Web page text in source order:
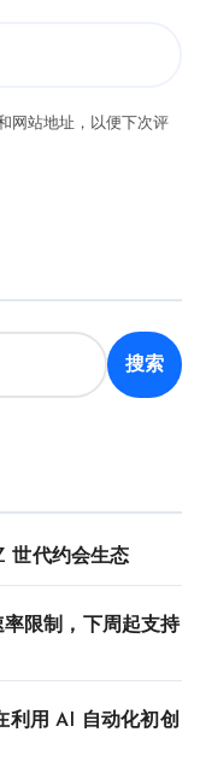
网站地址，以便下次评
搜索
世代约会生态
限制，下周起支持
利用 AI 自动化初创